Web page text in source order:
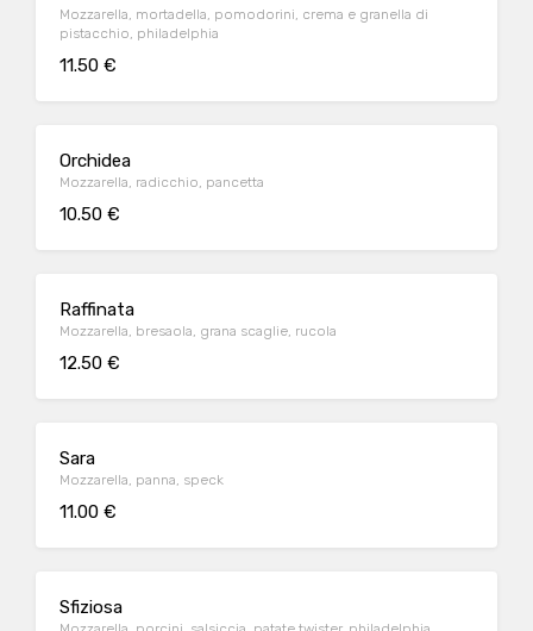
Mozzarella, mortadella, pomodorini, crema e granella di
pistacchio, philadelphia
11.50 €
Orchidea
Mozzarella, radicchio, pancetta
10.50 €
Raffinata
Mozzarella, bresaola, grana scaglie, rucola
12.50 €
Sara
Mozzarella, panna, speck
11.00 €
Sfiziosa